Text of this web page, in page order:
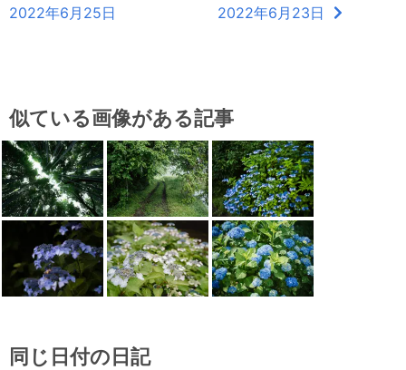
2022年6月25日
2022年6月23日
似ている画像がある記事
同じ日付の日記